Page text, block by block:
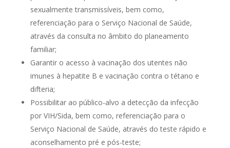
sexualmente transmissíveis, bem como,
referenciação para o Serviço Nacional de Saúde,
através da consulta no âmbito do planeamento
familiar;
Garantir o acesso à vacinação dos utentes não
imunes à hepatite B e vacinação contra o tétano e
difteria;
Possibilitar ao público-alvo a detecção da infecção
por VIH/Sida, bem como, referenciação para o
Serviço Nacional de Saúde, através do teste rápido e
aconselhamento pré e pós-teste;